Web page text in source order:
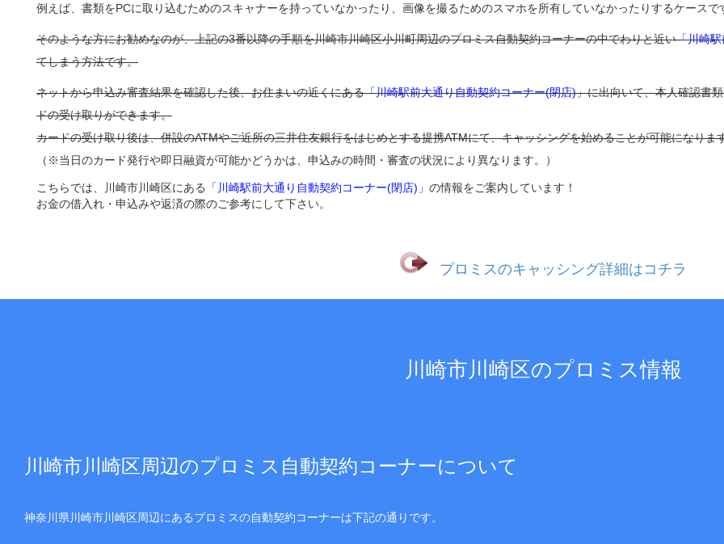
例えば、書類をPCに取り込むためのスキャナーを持っていなかったり、画像を撮るためのスマホを所有していなかったりするケースで
そのような方にお勧めなのが、上記の3番以降の手順を川崎市川崎区小川町周辺のプロミス自動契約コーナーの中でわりと近い「川崎
てしまう方法です。
ネットから申込み審査結果を確認した後、お住まいの近くにある「川崎駅前大通り自動契約コーナー(閉店)」に出向いて、本人確認書
ドの受け取りができます。
カードの受け取り後は、併設のATMやご近所の三井住友銀行をはじめとする提携ATMにて、キャッシングを始めることが可能になりま
（※当日のカード発行や即日融資が可能かどうかは、申込みの時間・審査の状況により異なります。）
こちらでは、川崎市川崎区にある 「川崎駅前大通り自動契約コーナー(閉店)」 の情報をご案内しています！
お金の借入れ・申込みや返済の際のご参考にして下さい。
プロミスのキャッシング詳細はコチラ
川崎市川崎区のプロミス情報
川崎市川崎区周辺のプロミス自動契約コーナーについて
神奈川県川崎市川崎区周辺にあるプロミスの自動契約コーナーは下記の通りです。